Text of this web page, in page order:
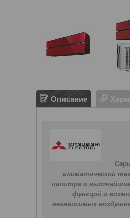
Описание
климатической
палитра и
функций и
независимых